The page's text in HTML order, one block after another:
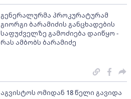
გენერალურმა პროკურატურამ
გიორგი ბარამიძის განცხადების
საფუძველზე გამოძიება დაიწყო -
რას ამბობს ბარამიძე
აგვისტოს ომიდან 18 წელი გავიდა